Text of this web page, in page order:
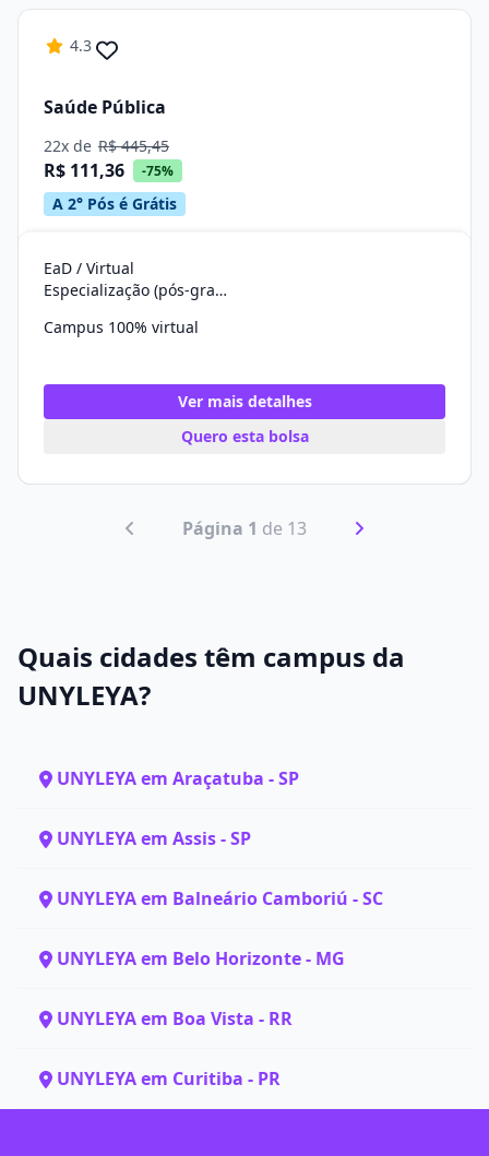
4.3
Saúde Pública
22x de R$ 445,45
R$ 111,36 -75%
A 2° Pós é Grátis
EaD / Virtual
Especialização (pós-graduação)
Campus 100% virtual
Ver mais detalhes
Quero esta bolsa
Página 1 de 13
Quais cidades têm campus da
UNYLEYA?
UNYLEYA em Araçatuba - SP
UNYLEYA em Assis - SP
UNYLEYA em Balneário Camboriú - SC
UNYLEYA em Belo Horizonte - MG
UNYLEYA em Boa Vista - RR
UNYLEYA em Curitiba - PR